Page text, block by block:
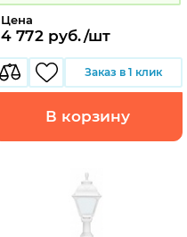
Цена
4 772 руб./шт
Заказ в 1 клик
В корзину